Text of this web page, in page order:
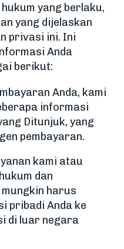
yang berlaku,
yang dijelaskan
privasi ini. Ini
Anda
berikut:
Anda, kami
informasi
Ditunjuk, yang
pembayaran.
kami atau
dan
harus
pribadi Anda ke
di luar negara